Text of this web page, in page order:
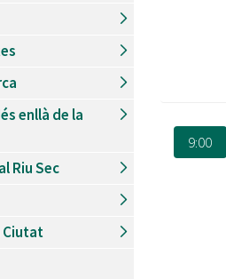
enllà de la
Riu Sec
Ciutat
9:00